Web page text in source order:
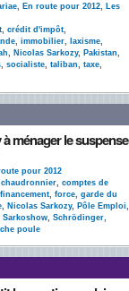
, En route pour 2012, Les
, crédit d'impôt,
, immobilier, laxisme,
, Nicolas Sarkozy, Pakistan,
, socialiste, taliban, taxe,
pour 2012
chaudronnier, comptes de
financement, force, garde du
, Nicolas Sarkozy, Pôle Emploi,
Sarkoshow, Schrödinger,
poule